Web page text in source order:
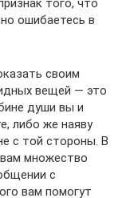
того, что
ошибаетесь в
своим
вещей — это
души вы и
либо же наяву
с той стороны. В
множество
с
вам помогут